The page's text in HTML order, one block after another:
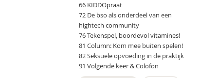
66 KIDDOpraat
72 De bso als onderdeel van een
hightech community
76 Tekenspel, boordevol vitamines!
81 Column: Kom mee buiten spelen!
82 Seksuele opvoeding in de praktijk
91 Volgende keer & Colofon